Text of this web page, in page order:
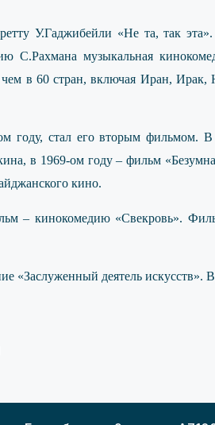
У.Гаджибейли «Не та, так
С.Рахмана музыкальная
чем в 60 стран, включая Иран,
году, стал его вторым фильмом.
в 1969-ом году – фильм
кино.
– кинокомедию «Свекровь».
«Заслуженный деятель